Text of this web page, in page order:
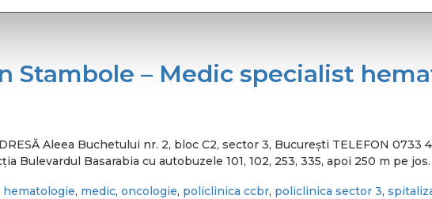
Stambole – Medic specialist
Aleea Buchetului nr. 2, bloc C2, sector 3, București TELEFON 0733
Basarabia cu autobuzele 101, 102, 253, 335, apoi 250 m pe
hematologie, medic, oncologie, policlinica ccbr, policlinica sector 3,